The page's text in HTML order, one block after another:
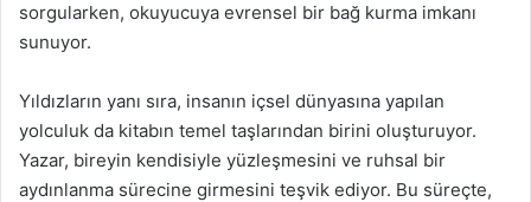
sorgularken, okuyucuya evrensel bir bağ kurma imkanı
sunuyor.
Yıldızların yanı sıra, insanın içsel dünyasına yapılan
yolculuk da kitabın temel taşlarından birini oluşturuyor.
Yazar, bireyin kendisiyle yüzleşmesini ve ruhsal bir
aydınlanma sürecine girmesini teşvik ediyor. Bu süreçte,